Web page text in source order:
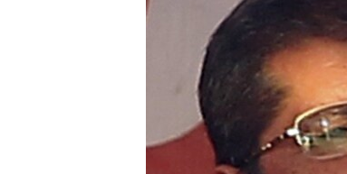
ПОДПИШИТЕСЬ НА РАССЫЛКУ